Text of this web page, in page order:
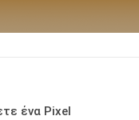
ένα Pixel